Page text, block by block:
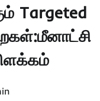
Targeted